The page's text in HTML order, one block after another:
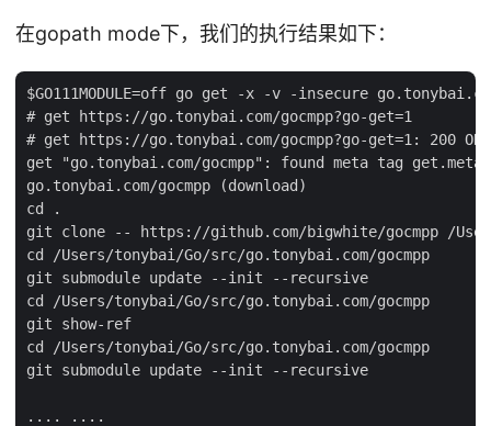
在gopath mode下，我们的执行结果如下：
$GO111MODULE=off go get -x -v -insecure
# get https://go.tonybai.com/gocmpp?go-get=1
# get https://go.tonybai.com/gocmpp?go-get=1: 200
get "go.tonybai.com/gocmpp": found meta tag
go.tonybai.com/gocmpp (download)
cd .
git clone -- https://github.com/bigwhite/gocmpp /
cd /Users/tonybai/Go/src/go.tonybai.com/gocmpp
git submodule update --init --recursive
cd /Users/tonybai/Go/src/go.tonybai.com/gocmpp
git show-ref
cd /Users/tonybai/Go/src/go.tonybai.com/gocmpp
git submodule update --init --recursive
.... ....